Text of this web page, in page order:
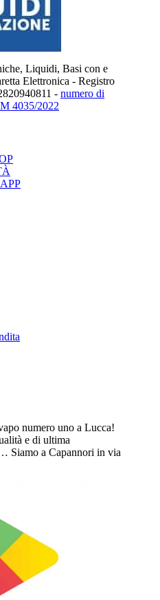
Liquidi, Basi con e
Elettronica - Registro
- numero di
4035/2022
numero uno a Lucca!
e di ultima
Siamo a Capannori in via